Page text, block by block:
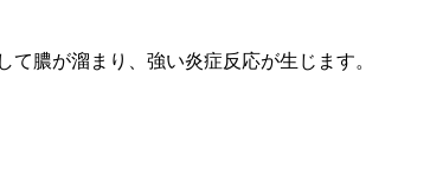
膿が溜まり、強い炎症反応が生じます。